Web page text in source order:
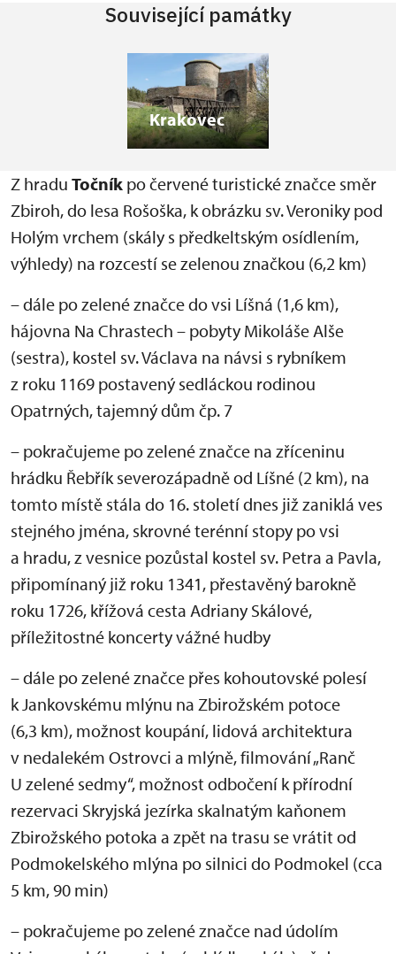
Související památky
Krakovec
Z hradu Točník po červené turistické značce směr
Zbiroh, do lesa Rošoška, k obrázku sv. Veroniky pod
Holým vrchem (skály s předkeltským osídlením,
výhledy) na rozcestí se zelenou značkou (6,2 km)
– dále po zelené značce do vsi Líšná (1,6 km),
hájovna Na Chrastech – pobyty Mikoláše Alše
(sestra), kostel sv. Václava na návsi s rybníkem
z roku 1169 postavený sedláckou rodinou
Opatrných, tajemný dům čp. 7
– pokračujeme po zelené značce na zříceninu
hrádku Řebřík severozápadně od Líšné (2 km), na
tomto místě stála do 16. století dnes již zaniklá ves
stejného jména, skrovné terénní stopy po vsi
a hradu, z vesnice pozůstal kostel sv. Petra a Pavla,
připomínaný již roku 1341, přestavěný barokně
roku 1726, křížová cesta Adriany Skálové,
příležitostné koncerty vážné hudby
– dále po zelené značce přes kohoutovské polesí
k Jankovskému mlýnu na Zbirožském potoce
(6,3 km), možnost koupání, lidová architektura
v nedalekém Ostrovci a mlýně, filmování „Ranč
U zelené sedmy“, možnost odbočení k přírodní
rezervaci Skryjská jezírka skalnatým kaňonem
Zbirožského potoka a zpět na trasu se vrátit od
Podmokelského mlýna po silnici do Podmokel (cca
5 km, 90 min)
– pokračujeme po zelené značce nad údolím